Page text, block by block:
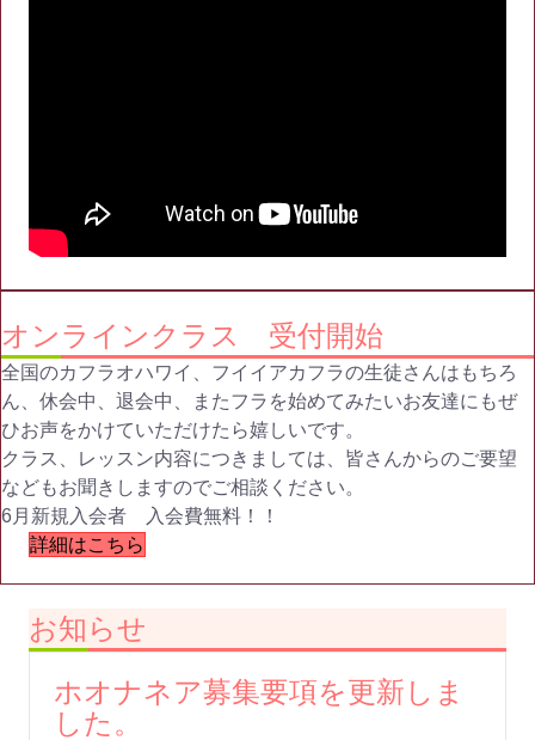
オンラインクラス 受付開始
全国のカフラオハワイ、フイイアカフラの生徒さんはもちろ
ん、 休会中、退会中、
またフラを始めてみたいお友達にもぜ
ひお声をかけていただけたら嬉しいです。
クラス、レッスン内容につきましては、 皆さんからのご要望
などもお聞きしますのでご相談ください。
6月新規入会者 入会費無料！！
詳細はこちら
お知らせ
ホオナネア募集要項を更新しま
した。